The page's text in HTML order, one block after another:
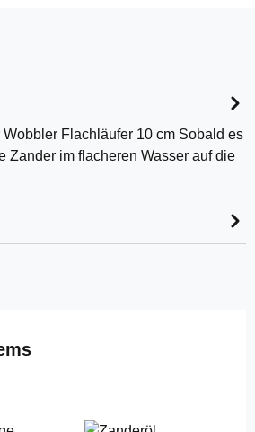
Flachläufer 10 cm Sobald es
Zander im flacheren Wasser auf die